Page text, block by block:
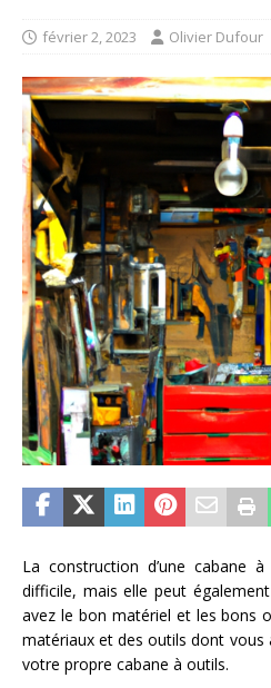
février 2, 2023 Olivier Dufour
La construction d’une cabane
difficile, mais elle peut
avez le bon matériel et les bons
matériaux et des outils dont vous
votre propre cabane à outils.